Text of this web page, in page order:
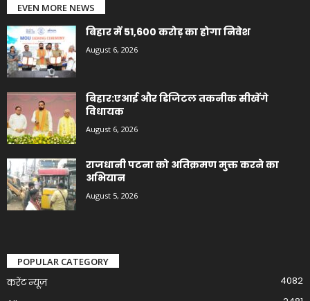
EVEN MORE NEWS
बिहार में 51,600 करोड़ का होगा निवेश
August 6, 2026
बिहार:एआई और डिजिटल तकनीक सीखेंगे
विधायक
August 6, 2026
राजधानी पटना को अतिक्रमण मुक्त करने का
अभियान
August 5, 2026
POPULAR CATEGORY
करेंट न्यूज़
4082